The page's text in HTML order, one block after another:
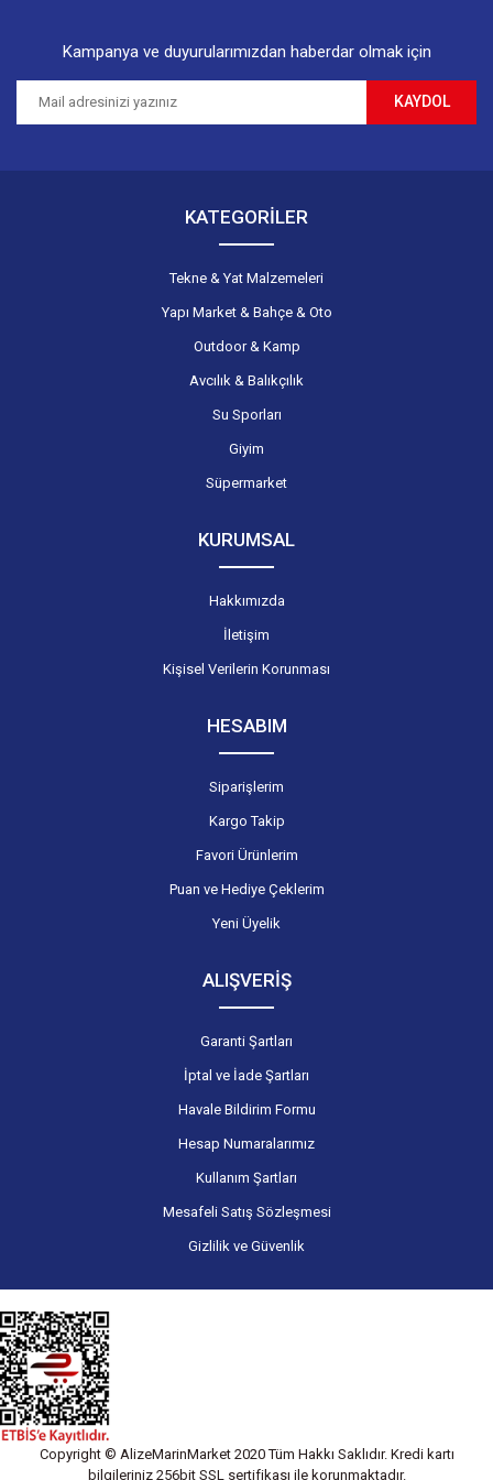
Gönder
Kampanya ve duyurularımızdan haberdar olmak için
KAYDOL
KATEGORİLER
Tekne & Yat Malzemeleri
Yapı Market & Bahçe & Oto
Outdoor & Kamp
Avcılık & Balıkçılık
Su Sporları
Giyim
Süpermarket
KURUMSAL
Hakkımızda
İletişim
Kişisel Verilerin Korunması
HESABIM
Siparişlerim
Kargo Takip
Favori Ürünlerim
Puan ve Hediye Çeklerim
Yeni Üyelik
ALIŞVERİŞ
Garanti Şartları
İptal ve İade Şartları
Havale Bildirim Formu
Hesap Numaralarımız
Kullanım Şartları
Mesafeli Satış Sözleşmesi
Gizlilik ve Güvenlik
Copyright © AlizeMarinMarket 2020 Tüm Hakkı Saklıdır. Kredi kartı
bilgileriniz 256bit SSL sertifikası ile korunmaktadır.